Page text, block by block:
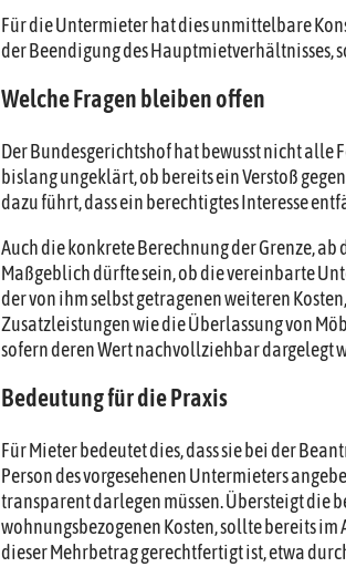
Für die Untermieter hat dies unmittelbare
der Beendigung des Hauptmietverhältnisses,
Welche Fragen bleiben offen
Der Bundesgerichtshof hat bewusst nicht alle
bislang ungeklärt, ob bereits ein Verstoß
dazu führt, dass ein berechtigtes Interesse
Auch die konkrete Berechnung der Grenze,
Maßgeblich dürfte sein, ob die vereinbarte
der von ihm selbst getragenen weiteren
Zusatzleistungen wie die Überlassung von
sofern deren Wert nachvollziehbar dargelegt
Bedeutung für die Praxis
Für Mieter bedeutet dies, dass sie bei der
Person des vorgesehenen Untermieters
transparent darlegen müssen. Übersteigt die
wohnungsbezogenen Kosten, sollte bereits
dieser Mehrbetrag gerechtfertigt ist, etwa